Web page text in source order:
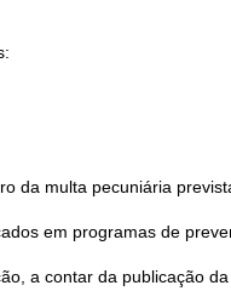
da multa pecuniária
em programas de
a contar da publicação da